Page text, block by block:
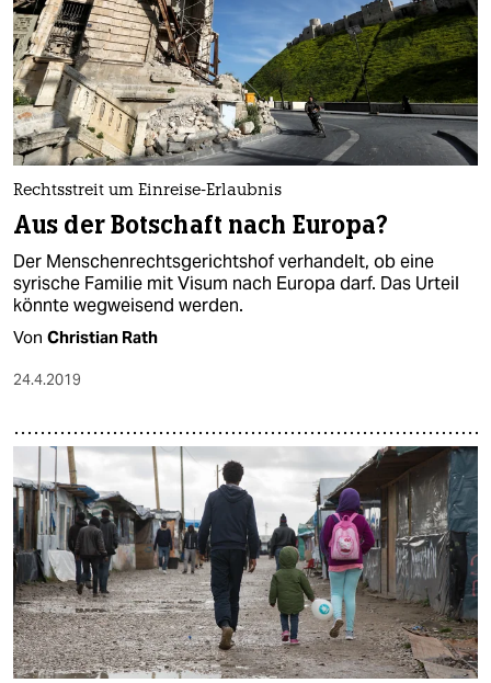
Rechtsstreit um Einreise-Erlaubnis
Aus der Botschaft nach Europa?
Der Menschenrechtsgerichtshof verhandelt, ob eine
syrische Familie mit Visum nach Europa darf. Das Urteil
könnte wegweisend werden.
Von Christian Rath
24.4.2019